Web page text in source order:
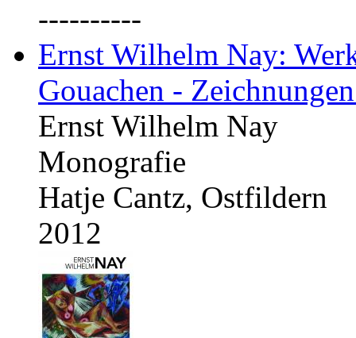
----------
Ernst Wilhelm Nay:
Gouachen -
Ernst Wilhelm Nay
Monografie
Hatje Cantz, Ostfildern
2012